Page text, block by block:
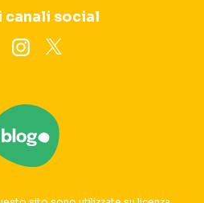
canali social